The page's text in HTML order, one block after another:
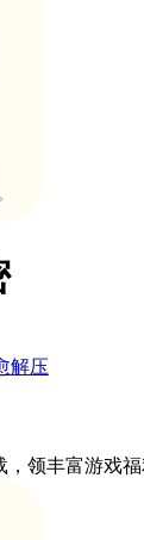
解压
，领丰富游戏福